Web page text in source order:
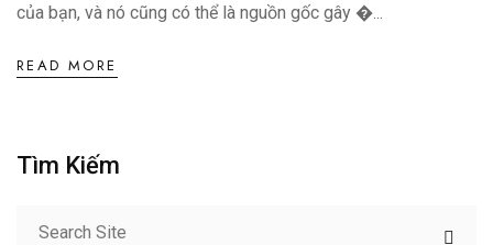
của bạn, và nó cũng có thể là nguồn gốc gây �...
READ MORE
Tìm Kiếm